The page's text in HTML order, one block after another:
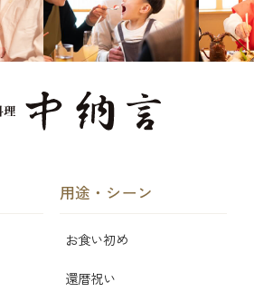
用途・シーン
お食い初め
還暦祝い